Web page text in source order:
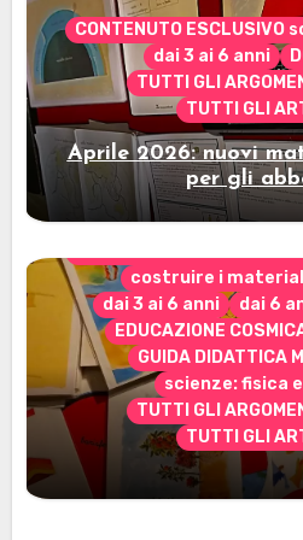
CONTENUTO
dai 3 ai 6 anni
TUTTI GLI
TUTTI GLI
Aprile 2026: nuovi
per gli
costruire i
dai 3 ai 6 anni
dai 6
EDUCAZIONE
GUIDA DIDATTICA
scienze: fisica
TUTTI GLI
TUTTI GLI
Marzo 2026: nuovi
per gli